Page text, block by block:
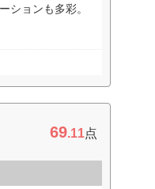
ションも多彩。
69.11点